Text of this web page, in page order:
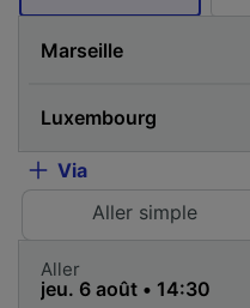
Via
Aller simple
Aller